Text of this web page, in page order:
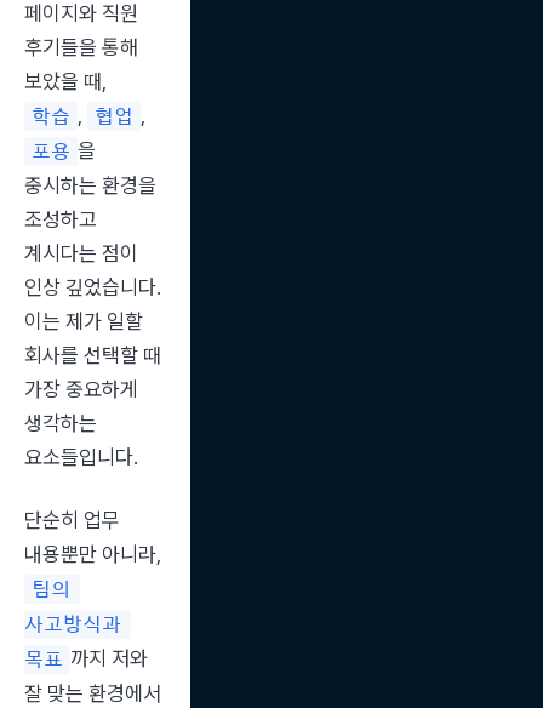
페이지와 직원
후기들을 통해
학습 , 협업
포용 을
중시하는 환경을
조성하고
계시다는 점이
인상 깊었습니다.
이는 제가 일할
회사를 선택할 때
가장 중요하게
생각하는
요소들입니다.
단순히 업무
팀의
사고방식과
목표 까지 저와
잘 맞는 환경에서